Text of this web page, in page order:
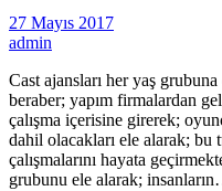
27 Mayıs 2017
admin
Cast ajansları her yaş
beraber; yapım firmalardan
çalışma içerisine girerek;
dahil olacakları ele alarak;
çalışmalarını hayata
grubunu ele alarak;